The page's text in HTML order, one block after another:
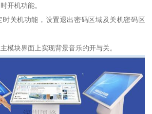
开机功能。
时关机功能，设置退出密码区域及关机密码区
模块界面上实现背景音乐的开与关。